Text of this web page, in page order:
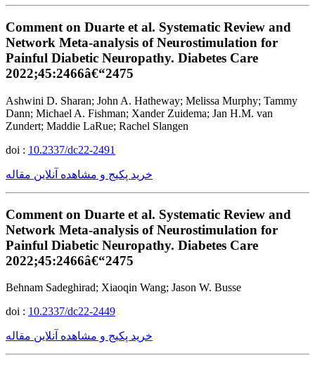
Comment on Duarte et al. Systematic Review and
Network Meta-analysis of Neurostimulation for
Painful Diabetic Neuropathy. Diabetes Care
2022;45:2466â€“2475
Ashwini D. Sharan; John A. Hatheway; Melissa Murphy; Tammy
Dann; Michael A. Fishman; Xander Zuidema; Jan H.M. van
Zundert; Maddie LaRue; Rachel Slangen
doi : 10.2337/dc22-2491
خرید پکیج و مشاهده آنلاین مقاله
Comment on Duarte et al. Systematic Review and
Network Meta-analysis of Neurostimulation for
Painful Diabetic Neuropathy. Diabetes Care
2022;45:2466â€“2475
Behnam Sadeghirad; Xiaoqin Wang; Jason W. Busse
doi : 10.2337/dc22-2449
خرید پکیج و مشاهده آنلاین مقاله